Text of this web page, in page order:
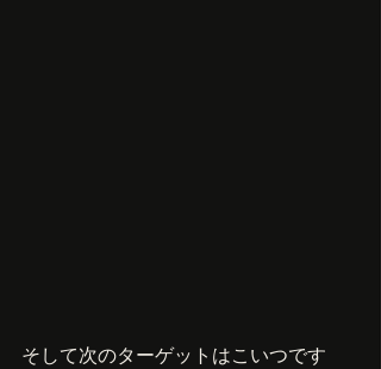
そして次のターゲットはこいつです